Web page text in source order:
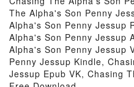
The Alpha's Son Penny
Alpha's Son Penny Jessup
Alpha's Son Penny Jessup
Alpha's Son Penny Jessup
Penny Jessup Kindle,
Jessup Epub VK, Chasing